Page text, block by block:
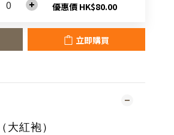
優惠價 HK$80.00
立即購買
大紅袍）